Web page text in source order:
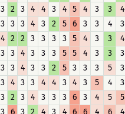
3 2 3 4 4 3 4 5 4 3 3
4
3 3 3 4 3 2 5 6 3 3 4
3
4 2 2 3 3 3 3 5 4 3 3
4
3 3 4 3 3 3 5 5 4 3 3
3
3 3 4 3 3 2 5 3 3 3 5
3
3 4 3 3 4 4 3 4 3 5 4
3
3 2 3 4 3 3 3 6 3 4 5
5
3 6 3 2 4 3 4 6 6 4 6 4